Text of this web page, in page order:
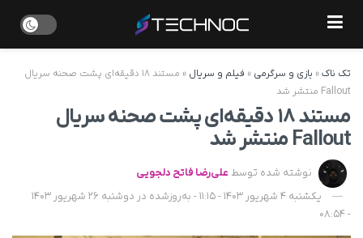
تک ناک» بازی و سرگرمی » فیلم و سریال »
مستند ۱۸ دقیقه‌ای پشت صحنه سریال
Fallout منتشر شد
مستند ۱۸ دقیقه‌ای پشت صحنه سریال
Fallout منتشر شد
نوشته شده توسط علی‌رضا فاتح دلجویی
یکشنبه 4 شهریور 1403 - 11:15 - به‌روزشده در دوشنبه 26 شهریور 1403
- 08:54